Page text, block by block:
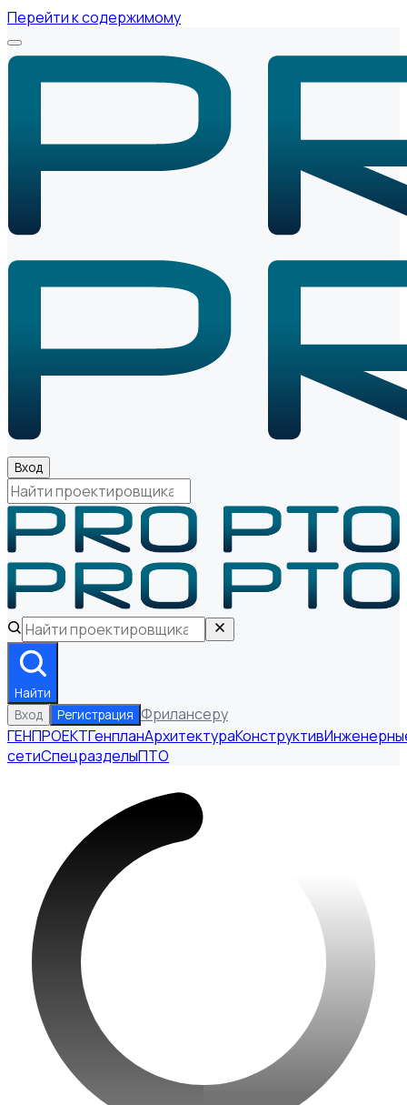
Перейти к содержимому
Вход
Найти
Вход
Регистрация Фрилансеру
ГЕНПРОЕКТГенпланАрхитектураКонструктив
сетиСпецразделыПТО